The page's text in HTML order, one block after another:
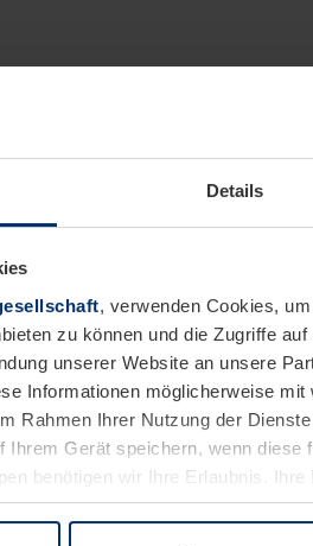
Details
, verwenden Cookies,
zu können und die Zugriffe
unserer Website an unsere
Informationen möglicherweise
Rahmen Ihrer Nutzung der
Gerät speichern, wenn diese
benötigen wir Ihre Erlaubnis.
unserer Website